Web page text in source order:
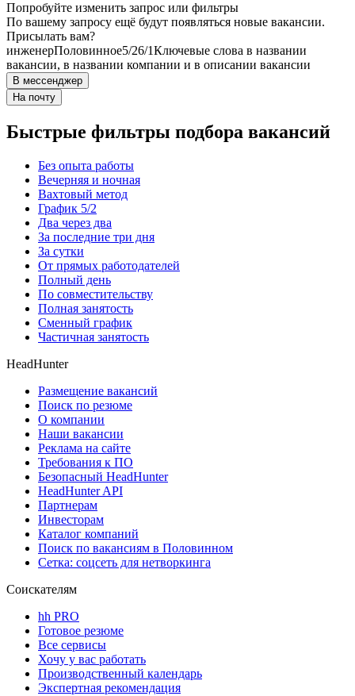
Попробуйте изменить запрос или фильтры
По вашему запросу ещё будут появляться новые вакансии.
Присылать вам?
инженерПоловинное5/26/1Ключевые слова в названии
вакансии, в названии компании и в описании вакансии
В мессенджер
На почту
Быстрые фильтры подбора вакансий
Без опыта работы
Вечерняя и ночная
Вахтовый метод
График 5/2
Два через два
За последние три дня
За сутки
От прямых работодателей
Полный день
По совместительству
Полная занятость
Сменный график
Частичная занятость
HeadHunter
Размещение вакансий
Поиск по резюме
О компании
Наши вакансии
Реклама на сайте
Требования к ПО
Безопасный HeadHunter
HeadHunter API
Партнерам
Инвесторам
Каталог компаний
Поиск по вакансиям в Половинном
Сетка: соцсеть для нетворкинга
Соискателям
hh PRO
Готовое резюме
Все сервисы
Хочу у вас работать
Производственный календарь
Экспертная рекомендация